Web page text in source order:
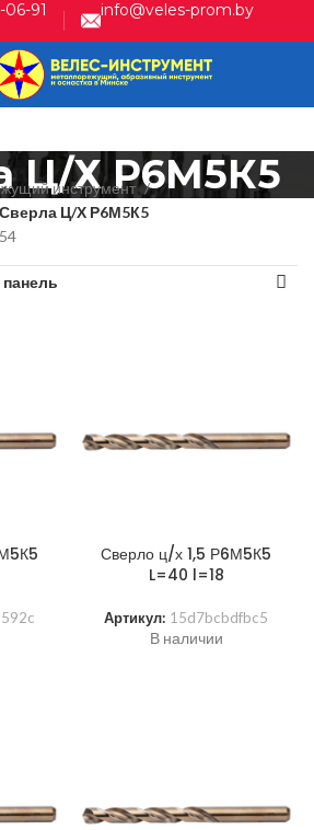
06-91 info@veles-prom.by
Ц/Х Р6М5К5
инструмент
Сверла Ц/Х Р6М5К5
Сверло ц/х 1,5 Р6М5К5
L=40 l=18
Артикул: 15d7bcbdfbc5
В наличии